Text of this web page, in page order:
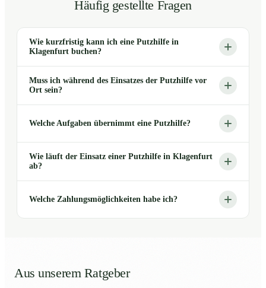
Häufig gestellte Fragen
Wie kurzfristig kann ich eine Putzhilfe in
Klagenfurt buchen?
Muss ich während des Einsatzes der Putzhilfe vor
Ort sein?
Welche Aufgaben übernimmt eine Putzhilfe?
Wie läuft der Einsatz einer Putzhilfe in Klagenfurt
ab?
Welche Zahlungsmöglichkeiten habe ich?
Aus unserem Ratgeber